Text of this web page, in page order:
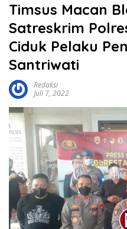
Timsus Macan
Satreskrim
Ciduk Pelaku
Santriwati
Redaksi
Juli 7, 2022